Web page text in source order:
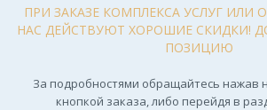
ПРИ ЗАКАЗЕ КОМПЛЕКСА УСЛУГ ИЛИ
НАС ДЕЙСТВУЮТ ХОРОШИЕ СКИДКИ!
ПОЗИЦИЮ
За подробностями обращайтесь нажав
кнопкой заказа, либо перейдя в